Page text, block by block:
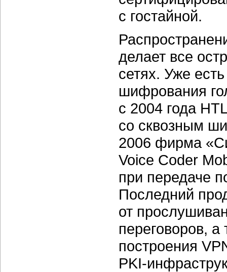
с гостайной.
делает все
сетях. Уже
шифрования
с 2004 года
со сквозным
2006 фирма
Voice Coder
при передаче
Последний
от
переговоров,
построения
PKI-